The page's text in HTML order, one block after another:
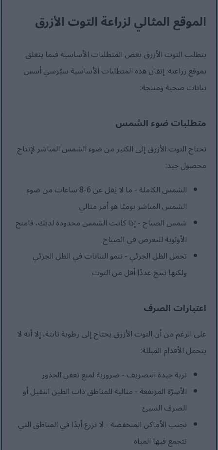
الموقع المثالي لزراعة التوت الأزرق
يتطلب التوت الأزرق بعض المتطلبات الأساسية فيما يتعلق
بموقع زراعته. إتقان هذه المتطلبات الأساسية سيُرسي أسس
نباتات صحية ومنتجة:
متطلبات ضوء الشمس
تحتاج التوت الأزرق إلى الكثير من ضوء الشمس المباشر لإنتاج
محصول جيد:
الشمس الكاملة - ما لا يقل عن 6-8 ساعات من ضوء
الشمس المباشر يوميًا هو أمر مثالي
شمس الصباح - إذا كانت الشمس محدودة لديك، فامنح
الأولوية للتعرض في الصباح
تحمل الظل الجزئي - تنمو النباتات في الظل الجزئي
ولكنها تنتج عددًا أقل من التوت
اعتبارات الصرف
على الرغم من أن التوت الأزرق يحتاج إلى رطوبة ثابتة، إلا أنه لا
يتحمل الأقدام المبللة:
تربة جيدة التصريف - ضرورية لمنع تعفن الجذور
الأسِرّة المرتفعة - مثالية للمناطق ذات الطين الثقيل أو
الصرف السيئ
تجنب الأماكن المنخفضة - لا تزرع أبدًا في المناطق التي
تتجمع فيها المياه